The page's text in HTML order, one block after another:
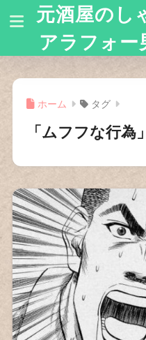
元酒屋のし
アラフォー
ホーム タグ
「ムフフな行為